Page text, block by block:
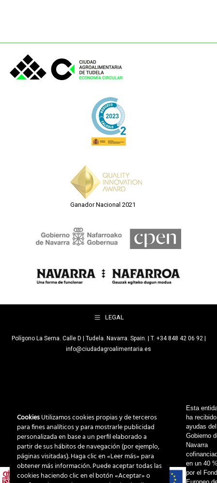
Ganador Nacional 2021
LEGAL
Polígono La Serna. Calle D | Tudela. Navarra. Spain. | T. +34 848 42 06 92 |
info@ciudadagroalimentaria.es
CookiesUtilizamos cookies propias y de terceros
para fines analíticos y para mostrarle publicidad
personalizada en base a un perfil elaborado a
partir de sus hábitos de navegación (por ejemplo,
páginas visitadas). Haga clic en «Leer más» para
obtener más información. Puede aceptar todas las
cookies haciendo clic en el botón «Aceptar» o
Esta
ha recibido
ayudas del
Gobierno
Navarra
en un 40
por el